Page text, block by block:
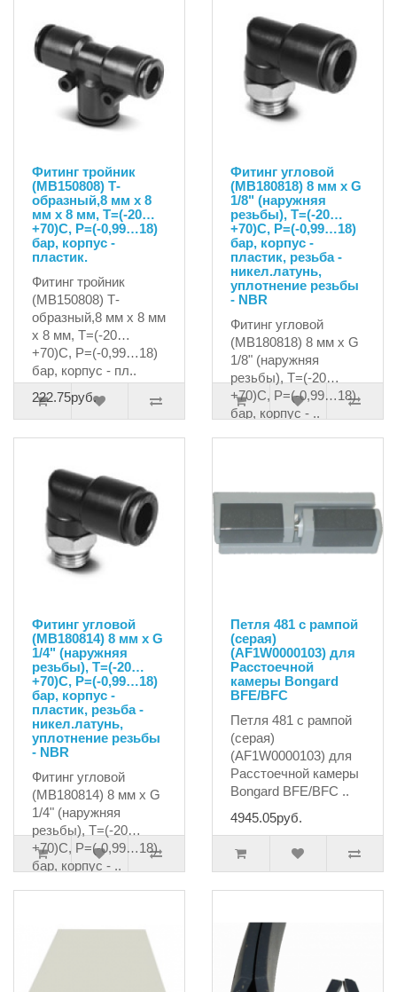
Фитинг тройник
(MB150808) Т-
образный,8 мм х 8
мм х 8 мм, T=(-20…
+70)C, P=(-0,99…18)
бар, корпус -
пластик.
Фитинг тройник
(MB150808) Т-
образный,8 мм х 8 мм
х 8 мм, T=(-20…
+70)C, P=(-0,99…18)
бар, корпус - пл..
222.75руб.
Фитинг угловой
(MB180818) 8 мм х G
1/8" (наружняя
резьбы), T=(-20…
+70)C, P=(-0,99…18)
бар, корпус -
пластик, резьба -
никел.латунь,
уплотнение резьбы
- NBR
Фитинг угловой
(MB180818) 8 мм х G
1/8" (наружняя
резьбы), T=(-20…
+70)C, P=(-0,99…18)
бар, корпус - ..
157.95руб.
Фитинг угловой
(MB180814) 8 мм х G
1/4" (наружняя
резьбы), T=(-20…
+70)C, P=(-0,99…18)
бар, корпус -
пластик, резьба -
никел.латунь,
уплотнение резьбы
- NBR
Фитинг угловой
(MB180814) 8 мм х G
1/4" (наружняя
резьбы), T=(-20…
+70)C, P=(-0,99…18)
бар, корпус - ..
172.81руб.
Петля 481 с рампой
(серая)
(AF1W0000103) для
Расстоечной
камеры Bongard
BFE/BFC
Петля 481 с рампой
(серая)
(AF1W0000103) для
Расстоечной камеры
Bongard BFE/BFC ..
4945.05руб.